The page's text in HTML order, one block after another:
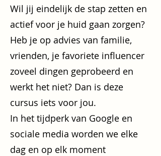
Wil jij eindelijk de stap zetten en
actief voor je huid gaan zorgen?
Heb je op advies van familie,
vrienden, je favoriete influencer
zoveel dingen geprobeerd en
werkt het niet? Dan is deze
cursus iets voor jou.
In het tijdperk van Google en
sociale media worden we elke
dag en op elk moment